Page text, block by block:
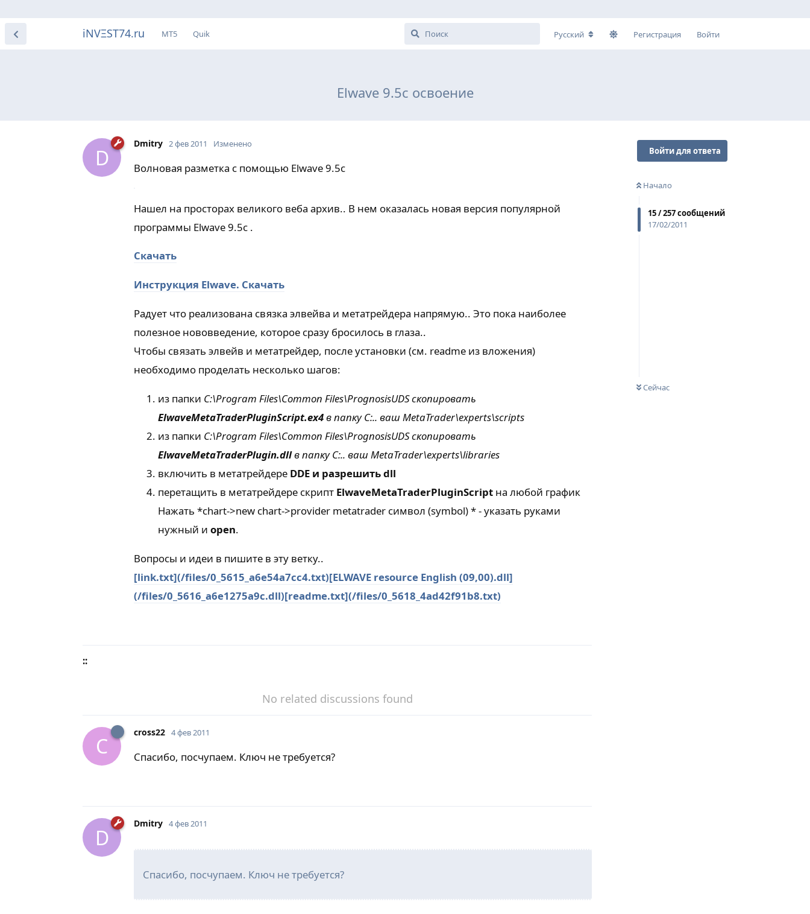
iNVΞST74.ru МТ5 Quik Русский Регистрация Войти
Elwave 9.5c освоение
Войти для ответа
Начало
15/257сообщений
17/02/2011
Сейчас
D
Dmitry 2 фев 2011 Изменено
Волновая разметка с помощью Elwave 9.5c
Нашел на просторах великого веба архив.. В нем оказалась новая версия популярной
программы Elwave 9.5c .
Скачать
Инструкция Elwave. Скачать
Радует что реализована связка элвейва и метатрейдера напрямую.. Это пока наиболее
полезное нововведение, которое сразу бросилось в глаза..
Чтобы связать элвейв и метатрейдер, после установки (см. readme из вложения)
необходимо проделать несколько шагов:
из папки C:\Program Files\Common Files\PrognosisUDS скопировать
ElwaveMetaTraderPluginScript.ex4в папку C:.. ваш MetaTrader\experts\scripts
из папки C:\Program Files\Common Files\PrognosisUDS скопировать
ElwaveMetaTraderPlugin.dllв папку C:.. ваш MetaTrader\experts\libraries
включить в метатрейдере DDE и разрешить dll
перетащить в метатрейдере скрипт ElwaveMetaTraderPluginScript на любой график
Нажать *chart->new chart->provider metatrader символ (symbol) * - указать руками
нужный и open.
Вопросы и идеи в пишите в эту ветку..
[link.txt](/files/0_5615_a6e54a7cc4.txt)[ELWAVE resource English (09,00).dll]
(/files/0_5616_a6e1275a9c.dll)[readme.txt](/files/0_5618_4ad42f91b8.txt)
::
No related discussions found
C
cross22 4 фев 2011
Спасибо, посчупаем. Ключ не требуется?
D
Dmitry 4 фев 2011
Спасибо, посчупаем. Ключ не требуется?